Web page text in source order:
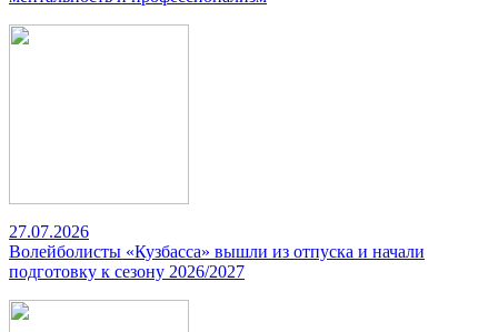
27.07.2026
Волейболисты «Кузбасса» вышли из отпуска и начали
подготовку к сезону 2026/2027